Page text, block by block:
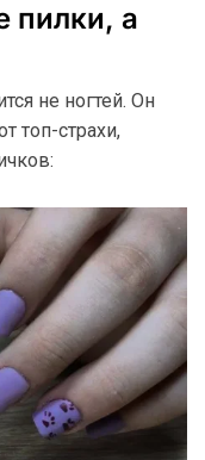
пилки, а
не ногтей. Он
топ-страхи,